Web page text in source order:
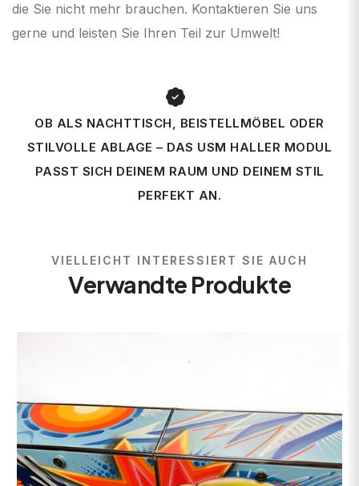
die Sie nicht mehr brauchen. Kontaktieren Sie uns
gerne und leisten Sie Ihren Teil zur Umwelt!
OB ALS NACHTTISCH, BEISTELLMÖBEL ODER
STILVOLLE ABLAGE – DAS USM HALLER MODUL
PASST SICH DEINEM RAUM UND DEINEM STIL
PERFEKT AN.
VIELLEICHT INTERESSIERT SIE AUCH
Verwandte Produkte